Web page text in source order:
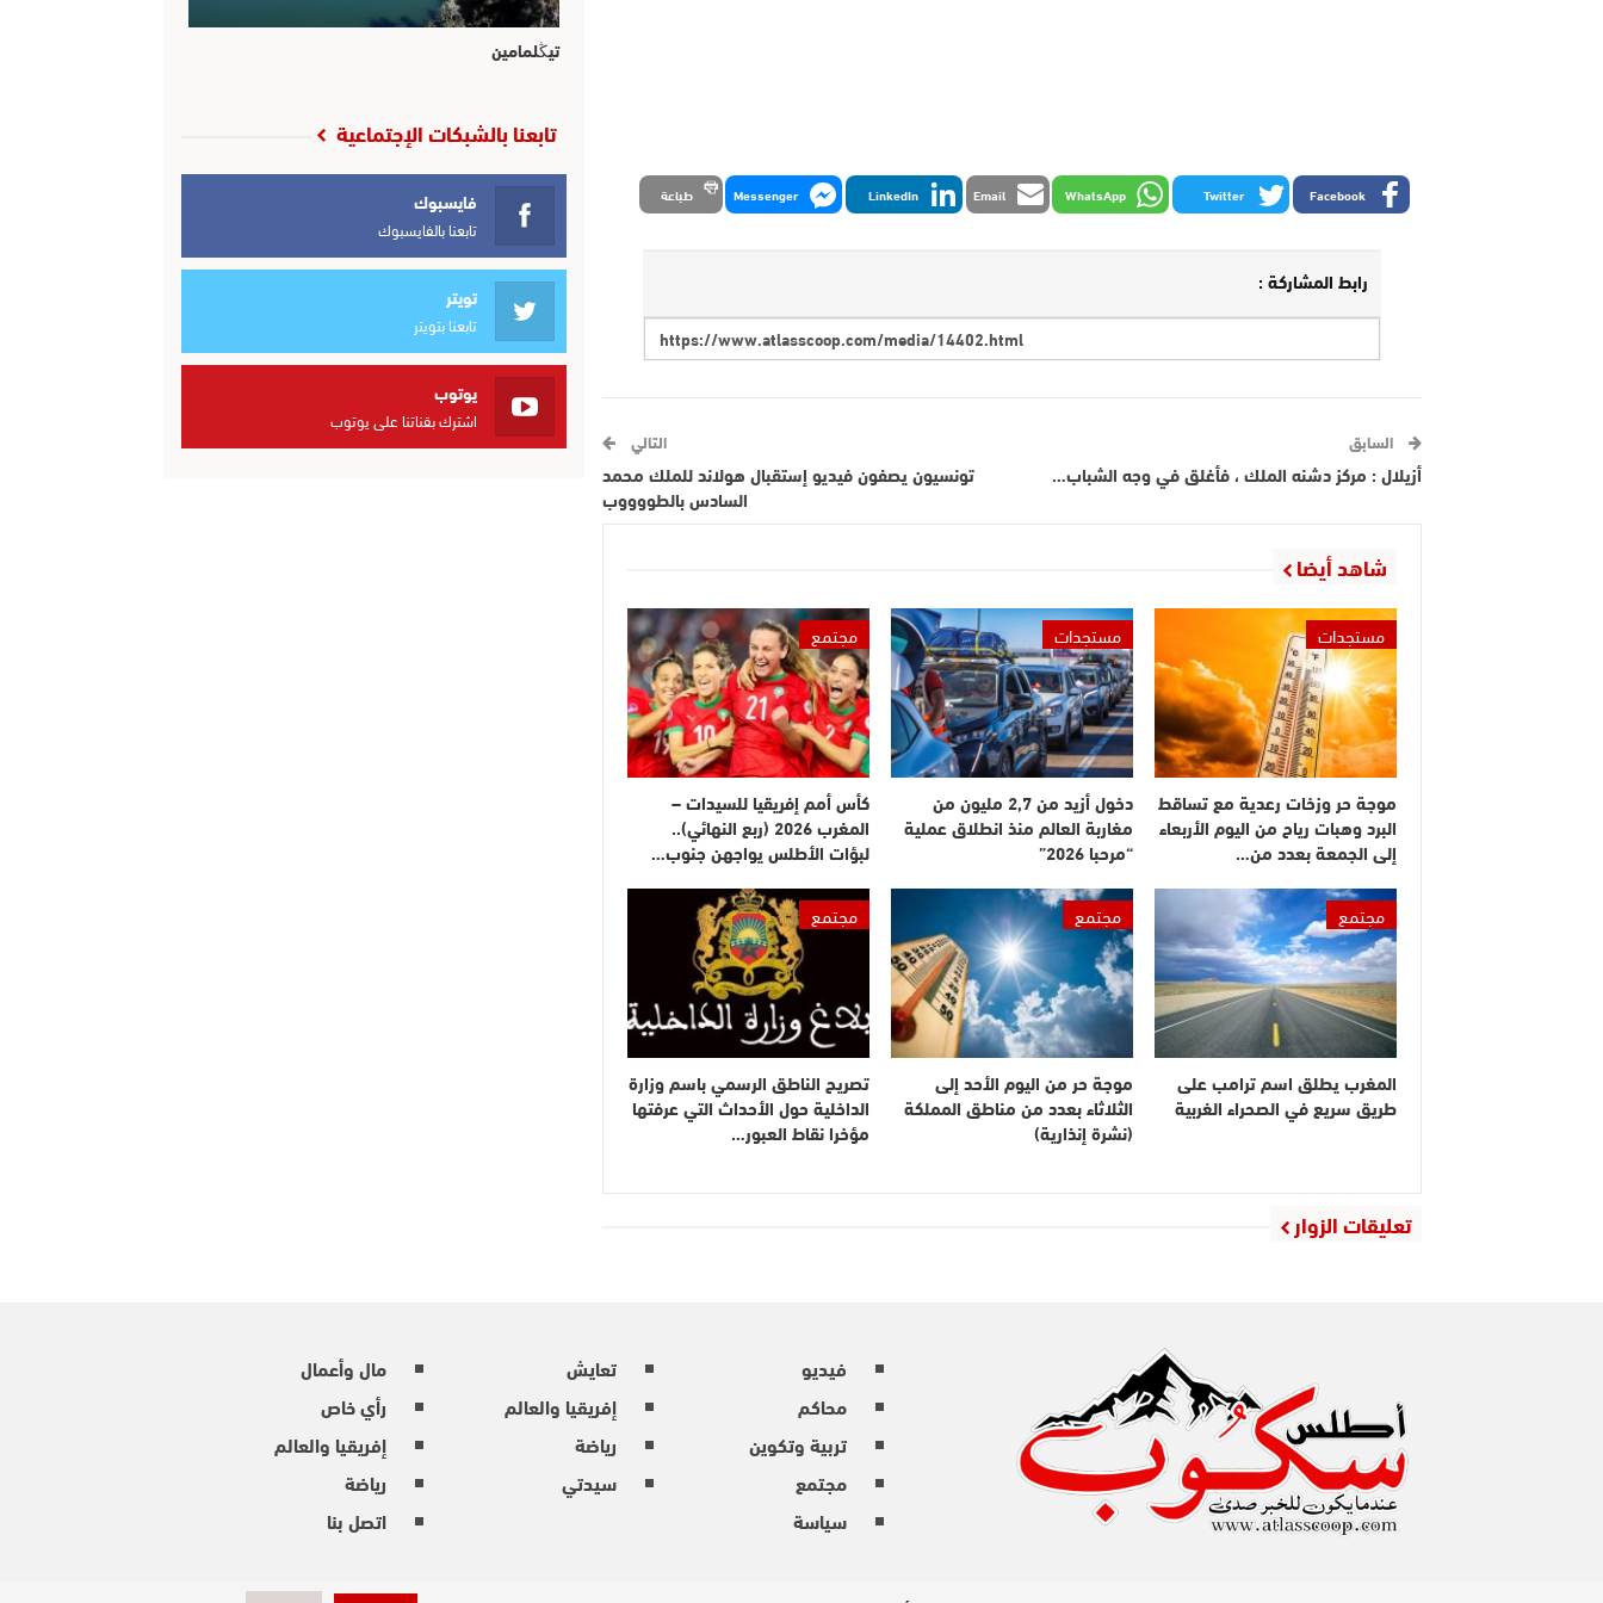
Facebook
Twitter
WhatsApp
Email
LinkedIn
Messenger طباعة
رابط المشاركة :
السابق
أزيلال : مركز دشنه الملك ، فأغلق في وجه الشباب…
التالي
تونسيون يصفون فيديو إستقبال هولاند للملك محمد
السادس بالطووووب
شاهد أيضا
مستجدات
موجة حر وزخات رعدية مع تساقط
البرد وهبات رياح من اليوم الأربعاء
إلى الجمعة بعدد من…
مستجدات
دخول أزيد من 2,7 مليون من
مغاربة العالم منذ انطلاق عملية
“مرحبا 2026”
مجتمع
كأس أمم إفريقيا للسيدات –
المغرب 2026 (ربع النهائي)..
لبؤات الأطلس يواجهن جنوب…
مجتمع
المغرب يطلق اسم ترامب على
طريق سريع في الصحراء الغربية
مجتمع
موجة حر من اليوم الأحد إلى
الثلاثاء بعدد من مناطق المملكة
(نشرة إنذارية)
مجتمع
تصريح الناطق الرسمي باسم وزارة
الداخلية حول الأحداث التي عرفتها
مؤخرا نقاط العبور…
تعليقات الزوار
تيڭلمامين
تابعنا بالشبكات الإجتماعية
فايسبوك
تابعنا بالفايسبوك
تويتر
تابعنا بتويتر
يوتوب
اشترك بقناتنا على يوتوب
فيديو
محاكم
تربية وتكوين
مجتمع
سياسة
تعايش
إفريقيا والعالم
رياضة
سيدتي
مال وأعمال
رأي خاص
إفريقيا والعالم
رياضة
اتصل بنا